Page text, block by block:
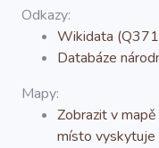
Regesty
Hledat
Odkazy:
Wikidata
Databáze
Mapy:
Zobrazit v
místo vyskytuje